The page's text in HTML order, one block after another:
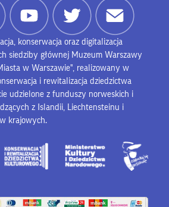
konserwacja oraz digitalizacja
siedziby głównej Muzeum Warszawy
w Warszawie", realizowany w
i rewitalizacja dziedzictwa
udzielone z funduszy norweskich i
z Islandii, Liechtensteinu i
krajowych.